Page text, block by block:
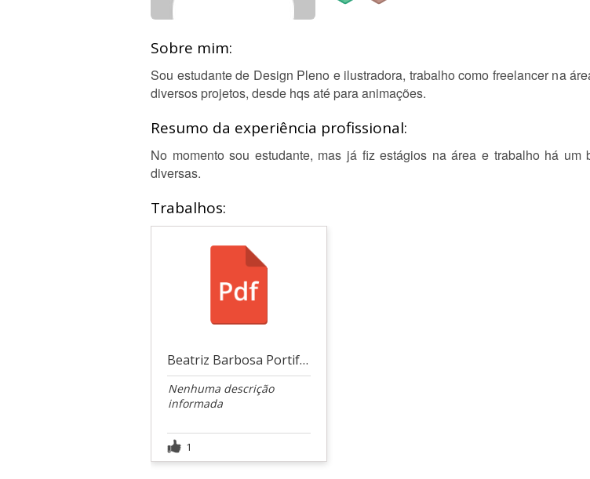
Sobre mim:
Sou estudante de Design Pleno e ilustradora, trabalho como freelancer na
diversos projetos, desde hqs até para animações.
Resumo da experiência profissional:
No momento sou estudante, mas já fiz estágios na área e trabalho há um
diversas.
Trabalhos:
Beatriz Barbosa Portifolios
Nenhuma descrição
informada
1